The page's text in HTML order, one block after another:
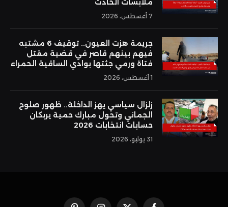
ملابسات الحادث
7 أغسطس، 2026
جريمة هزت العيون.. توقيف 6 مشتبه
فيهم بينهم قاصر في قضية مقتل
فتاة ورمي جثتها بوادي الساقية الحمراء
1 أغسطس، 2026
زلزال سياسي يهز الداخلة.. ظهور صلوح
الجماني وتحول مبارك حمية يربكان
حسابات انتخابات 2026
31 يوليو، 2026